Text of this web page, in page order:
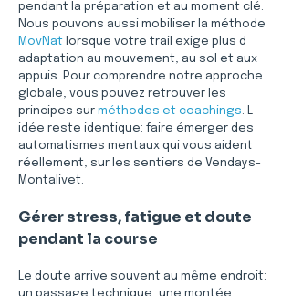
pendant la préparation et au moment clé.
Nous pouvons aussi mobiliser la méthode
MovNat lorsque votre trail exige plus d
adaptation au mouvement, au sol et aux
appuis. Pour comprendre notre approche
globale, vous pouvez retrouver les
principes sur méthodes et coachings. L
idée reste identique: faire émerger des
automatismes mentaux qui vous aident
réellement, sur les sentiers de Vendays-
Montalivet.
Gérer stress, fatigue et doute
pendant la course
Le doute arrive souvent au même endroit: